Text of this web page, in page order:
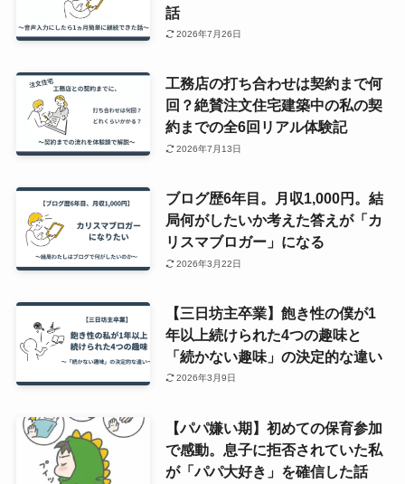
話
2026年7月26日
工務店の打ち合わせは契約まで何
回？絶賛注文住宅建築中の私の契
約までの全6回リアル体験記
2026年7月13日
ブログ歴6年目。月収1,000円。結
局何がしたいか考えた答えが「カ
リスマブロガー」になる
2026年3月22日
【三日坊主卒業】飽き性の僕が1
年以上続けられた4つの趣味と
「続かない趣味」の決定的な違い
2026年3月9日
【パパ嫌い期】初めての保育参加
で感動。息子に拒否されていた私
が「パパ大好き」を確信した話